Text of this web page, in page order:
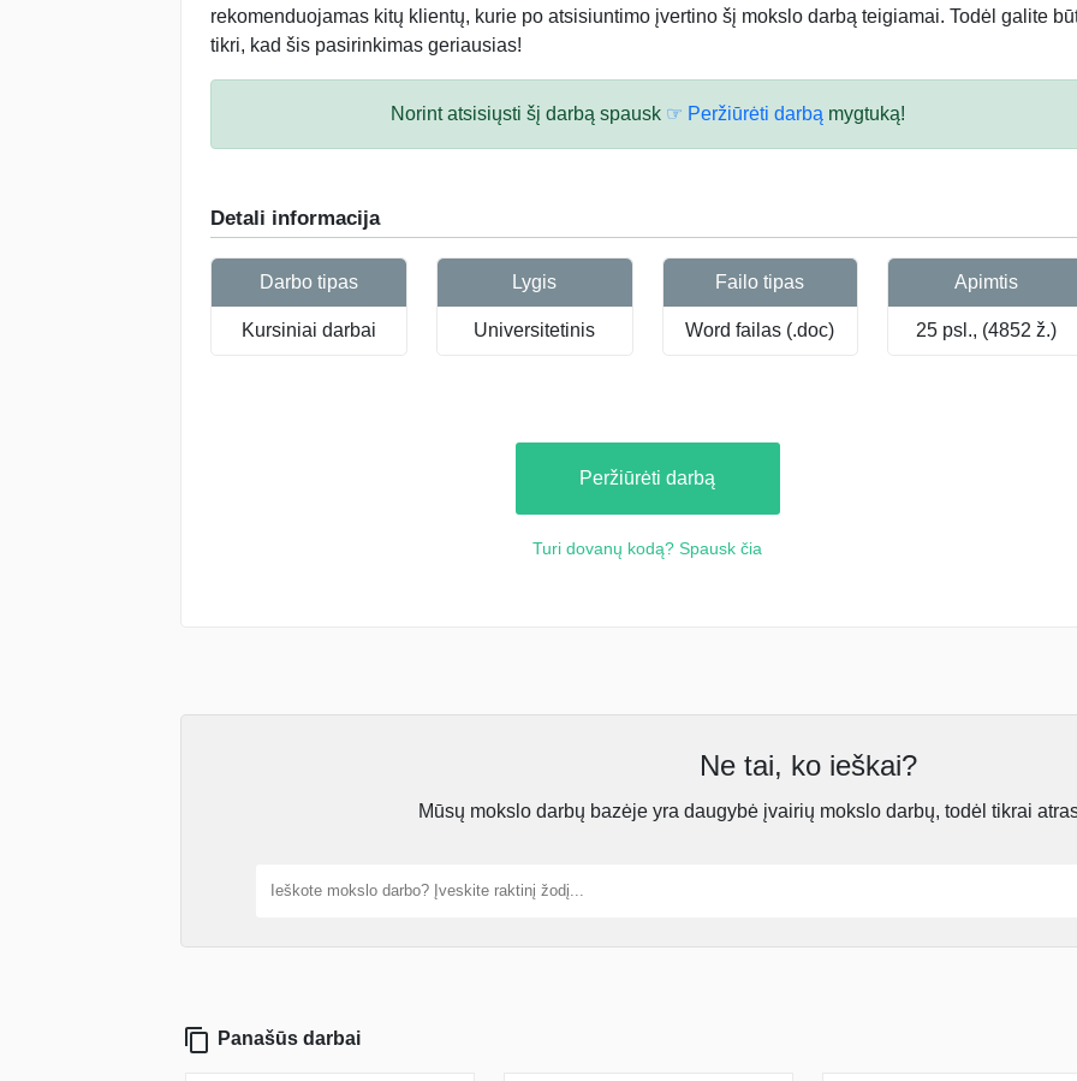
rekomenduojamas kitų klientų, kurie po atsisiuntimo įvertino šį mokslo darbą teigiamai. Todėl galite
tikri, kad šis pasirinkimas geriausias!
Norint atsisiųsti šį darbą spausk ☞ Peržiūrėti darbąmygtuką!
Detali informacija
Darbo tipas
Kursiniai darbai
Lygis
Universitetinis
Failo tipas
Word failas (.doc)
Apimtis
25 psl., (4852 ž.)
Peržiūrėti darbą
Turi dovanų kodą? Spausk čia
Ne tai, ko ieškai?
Mūsų mokslo darbų bazėje yra daugybė įvairių mokslo darbų, todėl tikrai
Panašūs darbai